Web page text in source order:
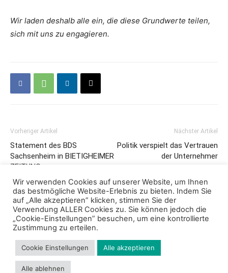
Wir laden deshalb alle ein, die diese Grundwerte teilen,
sich mit uns zu engagieren.
Vorheriger Artikel
Statement des BDS
Sachsenheim in BIETIGHEIMER
ZEITUNG
Nächster Artikel
Politik verspielt das Vertrauen
der Unternehmer
Impressum
Wir verwenden Cookies auf unserer Website, um Ihnen
das bestmögliche Website-Erlebnis zu bieten. Indem Sie
auf „Alle akzeptieren” klicken, stimmen Sie der
Verwendung ALLER Cookies zu. Sie können jedoch die
„Cookie-Einstellungen” besuchen, um eine kontrollierte
Zustimmung zu erteilen.
Cookie Einstellungen Alle akzeptieren
Alle ablehnen